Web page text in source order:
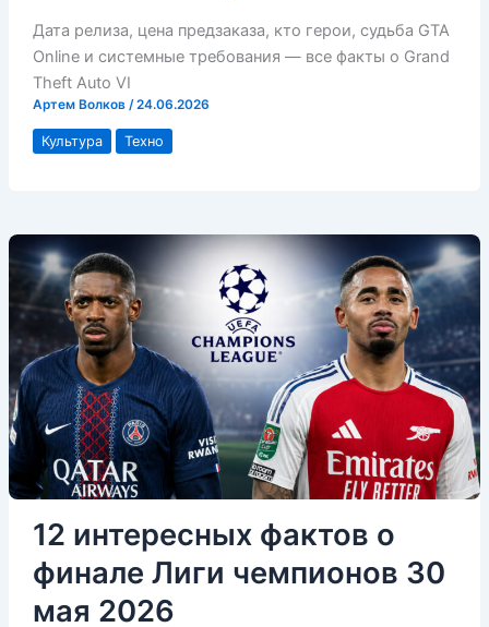
Дата релиза, цена предзаказа, кто герои, судьба GTA
Online и системные требования — все факты о Grand
Theft Auto VI
Артем Волков /24.06.2026
Культура Техно
12 интересных фактов о
финале Лиги чемпионов 30
мая 2026